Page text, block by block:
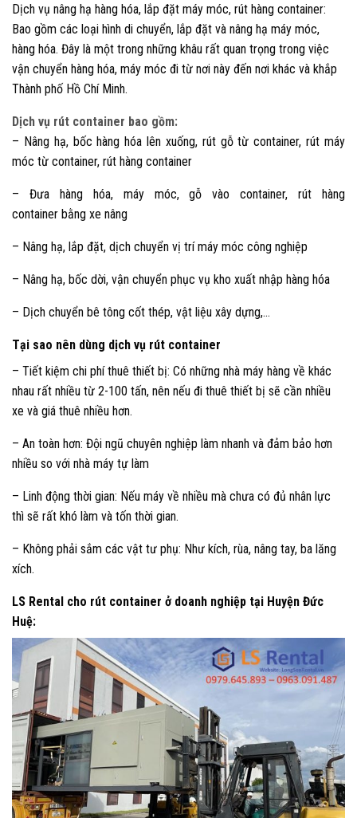
Dịch vụ nâng hạ hàng hóa, lắp đặt máy móc, rút hàng container:
Bao gồm các loại hình di chuyển, lắp đặt và nâng hạ máy móc,
hàng hóa. Đây là một trong những khâu rất quan trọng trong việc
vận chuyển hàng hóa, máy móc đi từ nơi này đến nơi khác và khắp
Thành phố Hồ Chí Minh.
Dịch vụ rút container bao gồm:
– Nâng hạ, bốc hàng hóa lên xuống, rút gỗ từ container, rút máy
móc từ container, rút hàng container
– Đưa hàng hóa, máy móc, gỗ vào container, rút hàng
container bằng xe nâng
– Nâng hạ, lắp đặt, dịch chuyển vị trí máy móc công nghiệp
– Nâng hạ, bốc dời, vận chuyển phục vụ kho xuất nhập hàng hóa
– Dịch chuyển bê tông cốt thép, vật liệu xây dựng,…
Tại sao nên dùng dịch vụ rút container
– Tiết kiệm chi phí thuê thiết bị: Có những nhà máy hàng về khác
nhau rất nhiều từ 2-100 tấn, nên nếu đi thuê thiết bị sẽ cần nhiều
xe và giá thuê nhiều hơn.
– An toàn hơn: Đội ngũ chuyên nghiệp làm nhanh và đảm bảo hơn
nhiều so với nhà máy tự làm
– Linh động thời gian: Nếu máy về nhiều mà chưa có đủ nhân lực
thì sẽ rất khó làm và tốn thời gian.
– Không phải sắm các vật tư phụ: Như kích, rùa, nâng tay, ba lăng
xích.
LS Rental cho rút container ở doanh nghiệp tại Huyện Đức
Huệ: